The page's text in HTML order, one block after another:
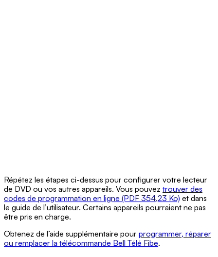
Répétez les étapes ci-dessus pour configurer votre lecteur
de DVD ou vos autres appareils. Vous pouvez trouver des
codes de programmation en ligne (PDF 354,23 Ko) et dans
le guide de l’utilisateur. Certains appareils pourraient ne pas
être pris en charge.
Obtenez de l’aide supplémentaire pour programmer, réparer
ou remplacer la télécommande Bell Télé Fibe.